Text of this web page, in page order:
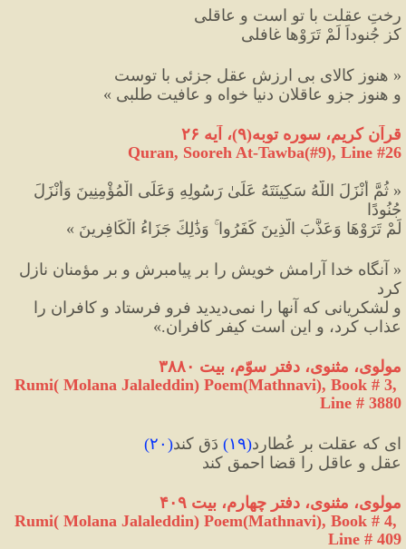
رختِ عقلت با تو است و عاقلی
کز جُنوداً لَمْ تَرَوْها غافلی
« هنوز کالای بی ارزش عقل جزئی با توست
و هنوز جزو عاقلان دنیا خواه و عافیت طلبی »
قرآن کریم، سوره توبه(۹)، آیه ۲۶
Quran, Sooreh At-Tawba(#9), Line #26
جُنُودًا
لَمْ تَرَوْهَا وَعَذَّبَ الَّذِينَ كَفَرُوا ۚ وَذَٰلِكَ جَزَاءُ الْكَافِرِينَ »
كرد
عذاب كرد، و اين است كيفر كافران.»
مولوی، مثنوی، دفتر سوّم، بیت ۳۸۸۰
Rumi( Molana Jalaleddin) Poem(Mathnavi), Book # 3,
Line # 3880
ای که عقلت بر عُطارِد(۱۹) دَق کند( ۲۰)
عقل و عاقل را قضا احمق کند
مولوی، مثنوی، دفتر چهارم، بیت ۴۰۹
Rumi( Molana Jalaleddin) Poem(Mathnavi), Book # 4,
Line # 409